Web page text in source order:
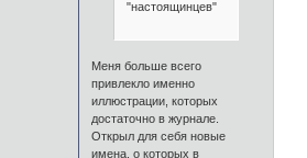
"настоящинцев"
Меня больше всего
привлекло именно
иллюстрации, которых
достаточно в журнале.
Открыл для себя новые
имена, о которых в